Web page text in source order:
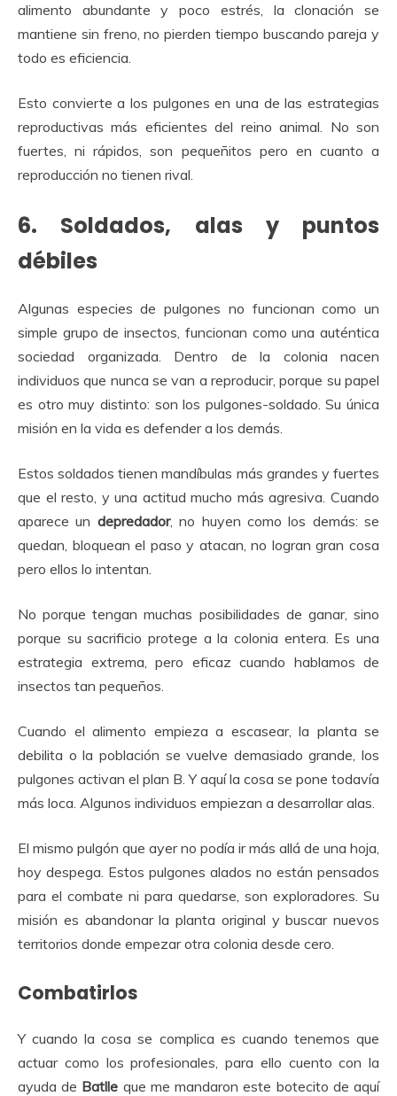
alimento abundante y poco estrés, la clonación se
mantiene sin freno, no pierden tiempo buscando pareja y
todo es eficiencia.
Esto convierte a los pulgones en una de las estrategias
reproductivas más eficientes del reino animal. No son
fuertes, ni rápidos, son pequeñitos pero en cuanto a
reproducción no tienen rival.
6. Soldados, alas y puntos
débiles
Algunas especies de pulgones no funcionan como un
simple grupo de insectos, funcionan como una auténtica
sociedad organizada. Dentro de la colonia nacen
individuos que nunca se van a reproducir, porque su papel
es otro muy distinto: son los pulgones-soldado. Su única
misión en la vida es defender a los demás.
Estos soldados tienen mandíbulas más grandes y fuertes
que el resto, y una actitud mucho más agresiva. Cuando
aparece un depredador, no huyen como los demás: se
quedan, bloquean el paso y atacan, no logran gran cosa
pero ellos lo intentan.
No porque tengan muchas posibilidades de ganar, sino
porque su sacrificio protege a la colonia entera. Es una
estrategia extrema, pero eficaz cuando hablamos de
insectos tan pequeños.
Cuando el alimento empieza a escasear, la planta se
debilita o la población se vuelve demasiado grande, los
pulgones activan el plan B. Y aquí la cosa se pone todavía
más loca. Algunos individuos empiezan a desarrollar alas.
El mismo pulgón que ayer no podía ir más allá de una hoja,
hoy despega. Estos pulgones alados no están pensados
para el combate ni para quedarse, son exploradores. Su
misión es abandonar la planta original y buscar nuevos
territorios donde empezar otra colonia desde cero.
Combatirlos
Y cuando la cosa se complica es cuando tenemos que
actuar como los profesionales, para ello cuento con la
ayuda de Batlle que me mandaron este botecito de aquí